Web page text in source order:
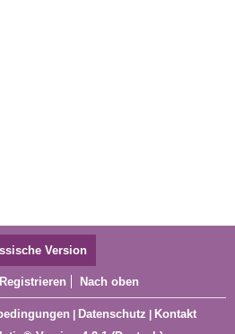
Version
Registrieren Nach oben
Datenschutz
Kontakt